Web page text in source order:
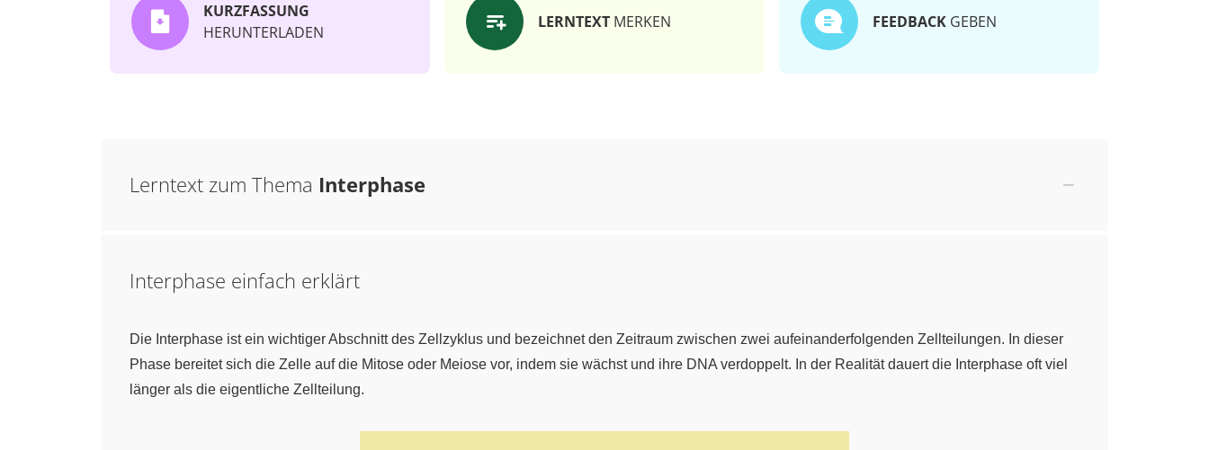
KURZFASSUNG
HERUNTERLADEN
LERNTEXT MERKEN FEEDBACK GEBEN
Lerntext zum Thema Interphase
Interphase einfach erklärt
Die Interphase ist ein wichtiger Abschnitt des Zellzyklus und bezeichnet den Zeitraum zwischen zwei aufeinanderfolgenden Zellteilungen. In dieser
Phase bereitet sich die Zelle auf die Mitose oder Meiose vor, indem sie wächst und ihre DNA verdoppelt. In der Realität dauert die Interphase oft viel
länger als die eigentliche Zellteilung.